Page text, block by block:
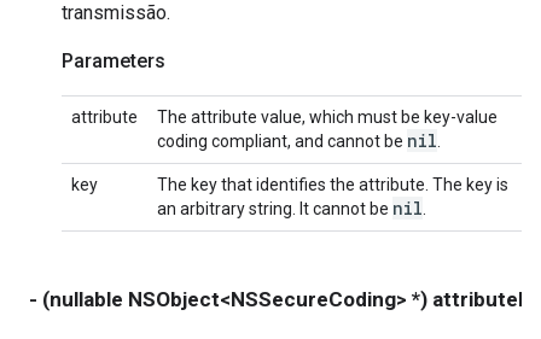
transmissão.
Parameters
attribute
The attribute value, which must be key-value
coding compliant, and cannot be nil
key
The key that identifies the attribute. The key is
an arbitrary string. It cannot be nil
- (nullable NSObject<NSSecureCoding> *)